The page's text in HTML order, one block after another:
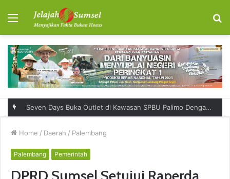
Menu
Home / Daerah / Palembang
Palembang Pemerintah